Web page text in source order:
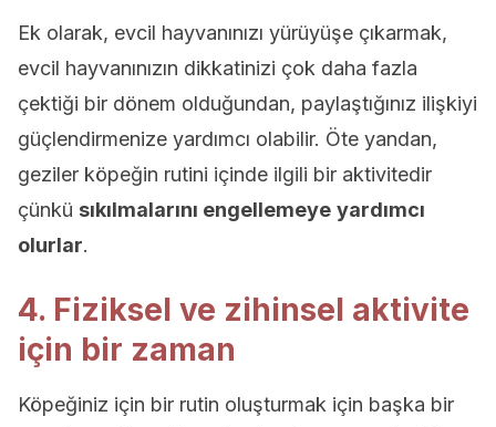
Ek olarak, evcil hayvanınızı yürüyüşe çıkarmak,
evcil hayvanınızın dikkatinizi çok daha fazla
çektiği bir dönem olduğundan, paylaştığınız ilişkiyi
güçlendirmenize yardımcı olabilir. Öte yandan,
geziler köpeğin rutini içinde ilgili bir aktivitedir
çünkü sıkılmalarını engellemeye yardımcı
olurlar.
4. Fiziksel ve zihinsel aktivite
için bir zaman
Köpeğiniz için bir rutin oluşturmak için başka bir